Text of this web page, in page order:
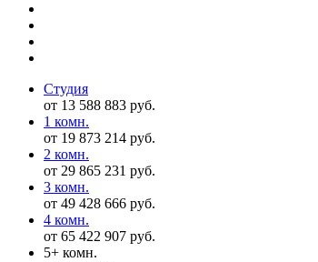
Студия
от 13 588 883 руб.
1 комн.
от 19 873 214 руб.
2 комн.
от 29 865 231 руб.
3 комн.
от 49 428 666 руб.
4 комн.
от 65 422 907 руб.
5+ комн.